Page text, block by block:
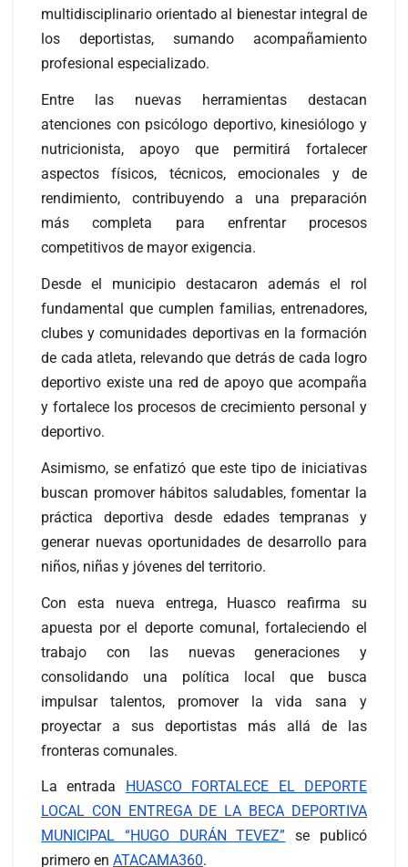
multidisciplinario orientado al bienestar integral de
los deportistas, sumando acompañamiento
profesional especializado.
Entre las nuevas herramientas destacan
atenciones con psicólogo deportivo, kinesiólogo y
nutricionista, apoyo que permitirá fortalecer
aspectos físicos, técnicos, emocionales y de
rendimiento, contribuyendo a una preparación
más completa para enfrentar procesos
competitivos de mayor exigencia.
Desde el municipio destacaron además el rol
fundamental que cumplen familias, entrenadores,
clubes y comunidades deportivas en la formación
de cada atleta, relevando que detrás de cada logro
deportivo existe una red de apoyo que acompaña
y fortalece los procesos de crecimiento personal y
deportivo.
Asimismo, se enfatizó que este tipo de iniciativas
buscan promover hábitos saludables, fomentar la
práctica deportiva desde edades tempranas y
generar nuevas oportunidades de desarrollo para
niños, niñas y jóvenes del territorio.
Con esta nueva entrega, Huasco reafirma su
apuesta por el deporte comunal, fortaleciendo el
trabajo con las nuevas generaciones y
consolidando una política local que busca
impulsar talentos, promover la vida sana y
proyectar a sus deportistas más allá de las
fronteras comunales.
La entrada
HUASCO FORTALECE EL DEPORTE
LOCAL CON ENTREGA DE LA BECA DEPORTIVA
MUNICIPAL “HUGO DURÁN TEVEZ” se publicó
primero en ATACAMA360.